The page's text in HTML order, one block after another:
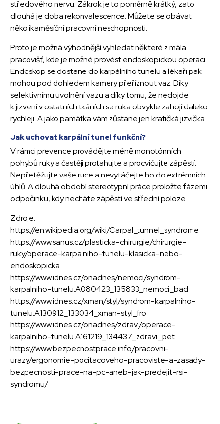
středového nervu. Zákrok je to poměrně krátký, zato
dlouhá je doba rekonvalescence. Můžete se obávat
několikaměsíční pracovní neschopnosti.
Proto je možná výhodnější vyhledat některé z mála
pracovišť, kde je možné provést endoskopickou operaci.
Endoskop se dostane do karpálního tunelu a lékaři pak
mohou pod dohledem kamery přeříznout vaz. Díky
selektivnímu uvolnění vazu a díky tomu, že nedojde
k jizvení v ostatních tkáních se ruka obvykle zahojí daleko
rychleji. A jako památka vám zůstane jen kratičká jizvička.
Jak uchovat karpální tunel funkční?
V rámci prevence provádějte méně monotónních
pohybů ruky a častěji protahujte a procvičujte zápěstí.
Nepřetěžujte vaše ruce a nevytáčejte ho do extrémních
úhlů. A dlouhá období stereotypní práce proložte fázemi
odpočinku, kdy necháte zápěstí ve střední poloze.
Zdroje:
https://en.wikipedia.org/wiki/Carpal_tunnel_syndrome
https://www.sanus.cz/plasticka-chirurgie/chirurgie-
ruky/operace-karpalniho-tunelu-klasicka-nebo-
endoskopicka
https://www.idnes.cz/onadnes/nemoci/syndrom-
karpalniho-tunelu.A080423_135833_nemoci_bad
https://www.idnes.cz/xman/styl/syndrom-karpalniho-
tunelu.A130912_133034_xman-styl_fro
https://www.idnes.cz/onadnes/zdravi/operace-
karpalniho-tunelu.A161219_134437_zdravi_pet
https://www.bezpecnostprace.info/pracovni-
urazy/ergonomie-pocitacoveho-pracoviste-a-zasady-
bezpecnosti-prace-na-pc-aneb-jak-predejit-rsi-
syndromu/